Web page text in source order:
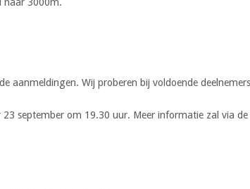
aanmeldingen. Wij proberen bij voldoende
september om 19.30 uur. Meer informatie zal via